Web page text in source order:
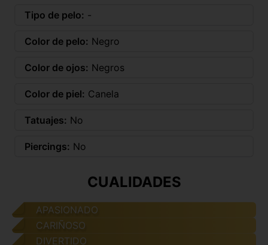
Tipo de pelo: -
Color de pelo: Negro
Color de ojos: Negros
Color de piel: Canela
Tatuajes: No
Piercings: No
CUALIDADES
APASIONADO
CARIÑOSO
DIVERTIDO